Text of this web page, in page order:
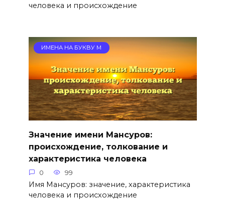
человека и происхождение
ИМЕНА НА БУКВУ М
Значение имени Мансуров:
происхождение, толкование и
характеристика человека
0 99
Имя Мансуров: значение, характеристика
человека и происхождение